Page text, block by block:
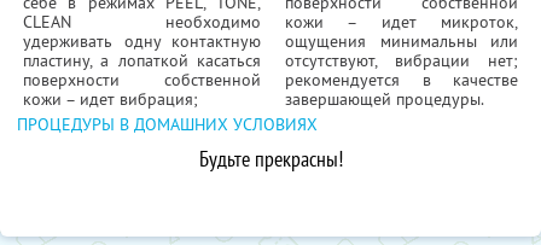
CLEAN необходимо
удерживать одну контактную
пластину, а лопаткой касаться
поверхности собственной
кожи – идет вибрация;
кожи – идет микроток,
ощущения минимальны или
отсутствуют, вибрации нет;
рекомендуется в качестве
завершающей процедуры.
ПРОЦЕДУРЫ В ДОМАШНИХ УСЛОВИЯХ
Будьте прекрасны!